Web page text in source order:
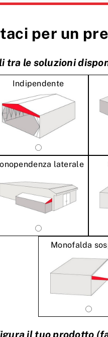
per un
tra le soluzioni
Indipendente
laterale
Monofalda
il tuo prodotto